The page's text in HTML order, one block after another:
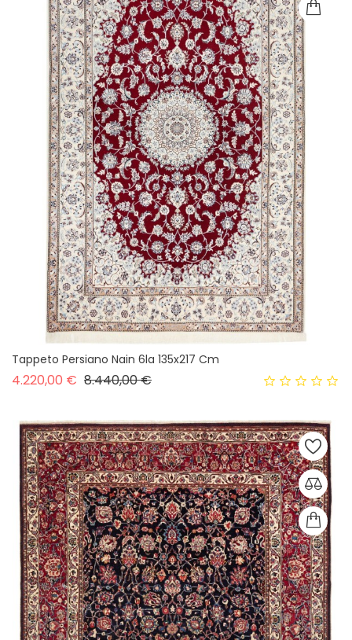
Tappeto Persiano Nain 6la 135x217 Cm
4.220,00 € Prezzo base
8.440,00 €Prezzo